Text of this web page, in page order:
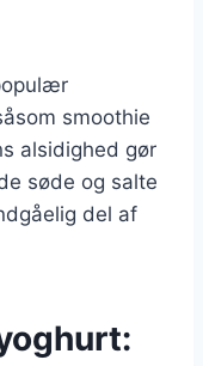
smoothie
alsidighed gør
søde og salte
del af